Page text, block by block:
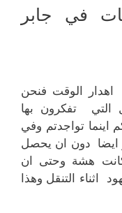
في جابر
اهدار الوقت فنحن
التي تفكرون بها
تواجدتم وفي
ايضا دون ان يحصل
هشة وحتى ان
اثناء التنقل وهذا